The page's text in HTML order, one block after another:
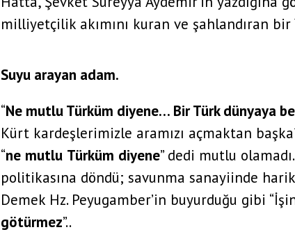
milliyetçilik akımını kuran ve şahlandıran bir
Suyu arayan adam.
“Ne mutlu Türküm diyene… Bir Türk dünyaya
Kürt kardeşlerimizle aramızı açmaktan
“ne mutlu Türküm diyene” dedi mutlu
politikasına döndü; savunma sanayiinde
Demek Hz. Peyugamber’in buyurduğu gibi
götürmez”..